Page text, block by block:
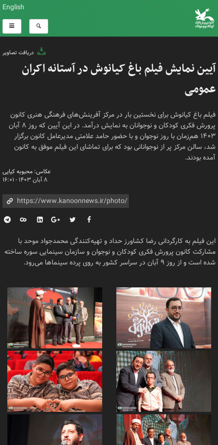
English
دریافت تصاویر
آیین نمایش فیلم باغ کیانوش در آستانه اکران
عمومی
فیلم باغ کیانوش برای نخستین بار در مرکز آفرینش‌های فرهنگی هنری کانون
پرورش فکری کودکان و نوجوانان به نمایش درآمد. در این آیین که روز ٨ آبان
١۴٠٣ هم‌زمان با روز نوجوان و با حضور حامد علامتی مدیرعامل کانون برگزار
شد، سالن مرکز پر از نوجوانانی بود که برای تماشای این فیلم موفق به کانون
آمده بودند.
عکاس: محبوبه کیایی
۸ آبان ۱۴۰۳ - ۱۶:۰۱
این فیلم به کارگردانی رضا کشاورز حداد و تهیه‌کنندگی محمدجواد موحد با
مشارکت کانون پرورش فکری کودکان و نوجوان و سازمان سینمایی سوره ساخته
شده است و از روز ٩ آبان در سراسر کشور به روی پرده سینماها می‌رود.